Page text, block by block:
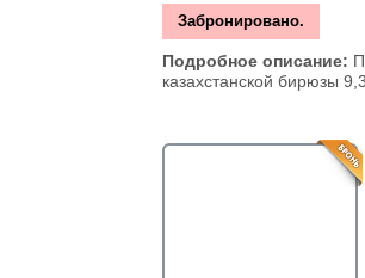
Забронировано.
Подробное описание:
казахстанской бирюзы